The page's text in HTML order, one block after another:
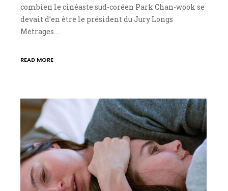
combien le cinéaste sud-coréen Park Chan-wook se
devait d’en être le président du Jury Longs
Métrages.…
READ MORE